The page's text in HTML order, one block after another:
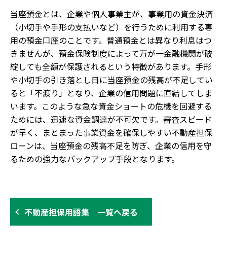
当座預金とは、企業や個人事業主が、事業用の資金決済
（小切手や手形の支払いなど）を行うために利用する専
用の預金口座のことです。普通預金とは異なり利息はつ
きませんが、預金保険制度によって万が一金融機関が破
綻しても全額が保護されるという特徴があります。手形
や小切手の引き落とし日に当座預金の残高が不足してい
ると「不渡り」となり、企業の信用問題に直結してしま
います。このような急な資金ショートの危機を回避する
ためには、迅速な資金調達が不可欠です。審査スピード
が早く、まとまった事業資金を確保しやすい不動産担保
ローンは、当座預金の残高不足を防ぎ、企業の信用を守
るための強力なバックアップ手段となります。
不動産担保用語集 一覧へ戻る